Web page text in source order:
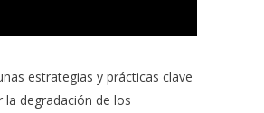
estrategias y prácticas clave
la degradación de los